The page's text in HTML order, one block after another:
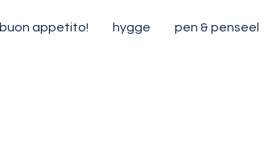
buon appetito! hygge pen & penseel